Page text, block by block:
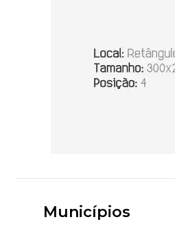
Municípios